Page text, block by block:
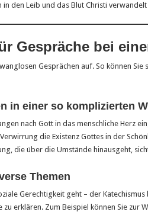
den Leib und das Blut Christi
Gespräche bei
Gesprächen auf. So können Sie
in einer so komplizierten
nach Gott in das menschliche Herz
die Existenz Gottes in der
die über die Umstände hinausgeht,
Themen
Gerechtigkeit geht – der
erklären. Zum Beispiel können Sie zur